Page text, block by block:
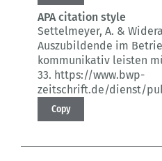
APA citation style
Settelmeyer, A. &
Auszubildende im
kommunikativ leisten
33. https://www.bwp-
zeitschrift.de/dienst/
Copy